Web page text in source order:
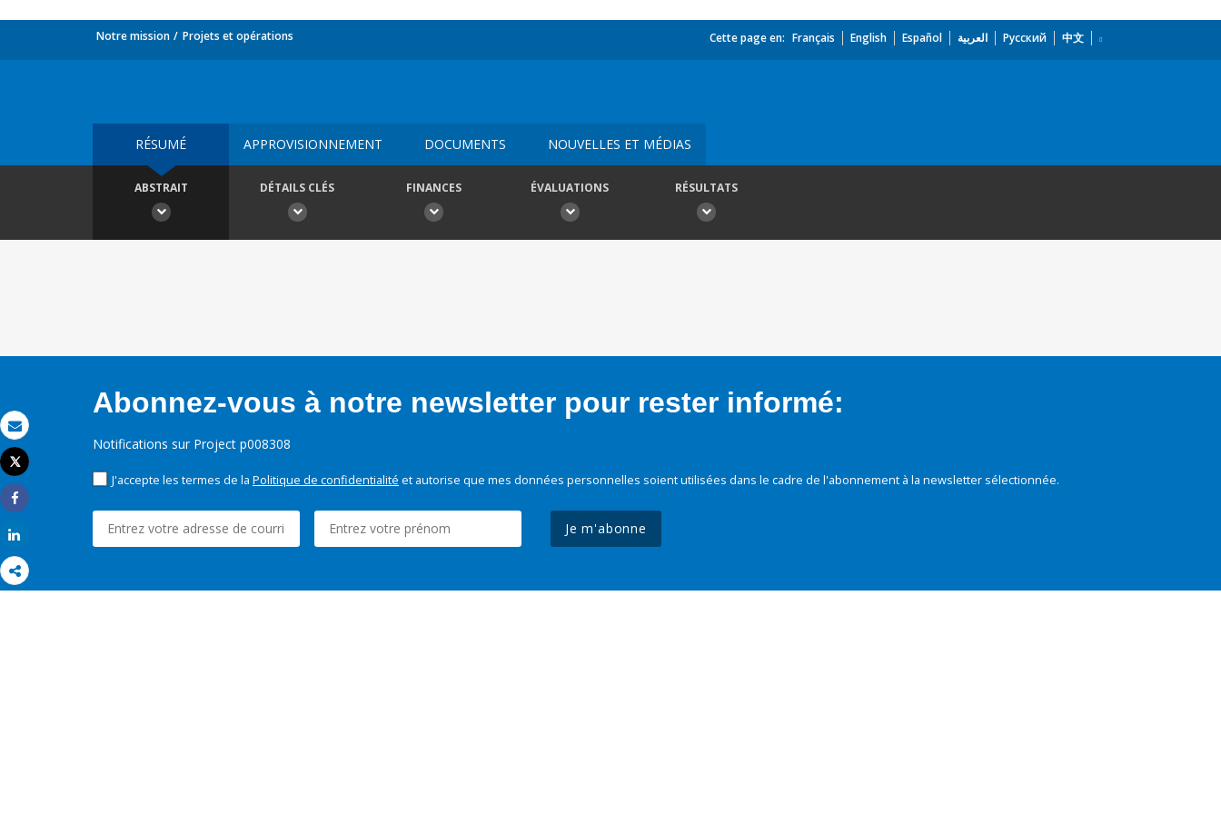
Email
Imprimer
Tweet
Share
Notre mission Projets et opérations Cette page en: Français English Español العربية Русский 中文
RÉSUMÉ APPROVISIONNEMENT DOCUMENTS NOUVELLES ET MÉDIAS
ABSTRAIT DÉTAILS CLÉS FINANCES ÉVALUATIONS RÉSULTATS
Abonnez-vous à notre newsletter pour rester informé:
Notifications sur Project p008308
J'accepte les termes de la Politique de confidentialité et autorise que mes données personnelles soient utilisées dans le cadre de l'abonnement à la newsletter sélectionnée.
Je m'abonne